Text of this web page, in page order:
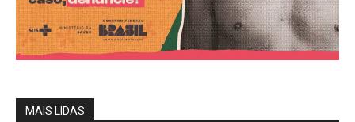
MAIS LIDAS